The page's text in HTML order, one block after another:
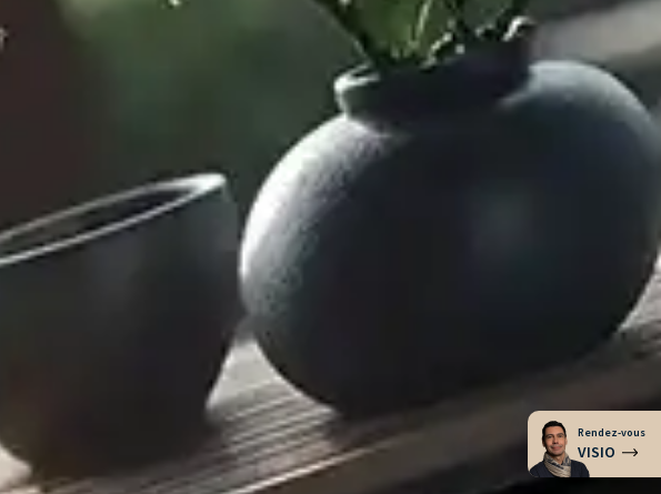
Rendez-vous
VISIO